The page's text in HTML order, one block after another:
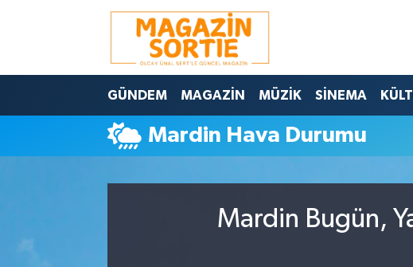
GÜNDEM MAGAZİN MÜZİK SİNEMA
Mardin Hava Durumu
Mardin Bugün,
Nöbetçi Eczaneler
Hava Durumu
Trafik Durumu
Süper Lig Puan Durumu ve Fikstür